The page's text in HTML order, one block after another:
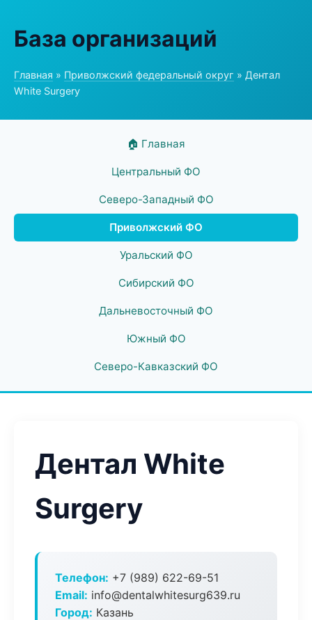
База организаций
Главная » Приволжский федеральный округ » Дентал
White Surgery
🏠 Главная
Центральный ФО
Северо-Западный ФО
Приволжский ФО
Уральский ФО
Сибирский ФО
Дальневосточный ФО
Южный ФО
Северо-Кавказский ФО
Дентал White
Surgery
Телефон: +7 (989) 622-69-51
Email: info@dentalwhitesurg639.ru
Город: Казань